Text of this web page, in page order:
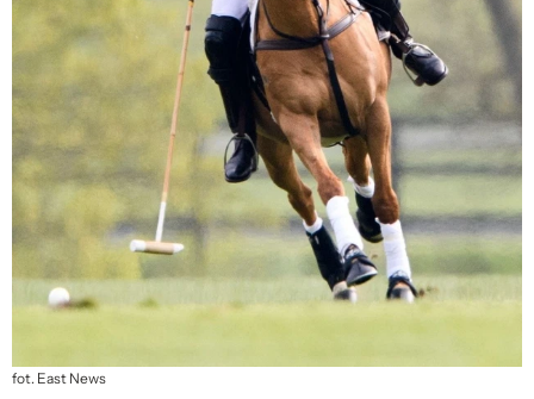
fot. East News